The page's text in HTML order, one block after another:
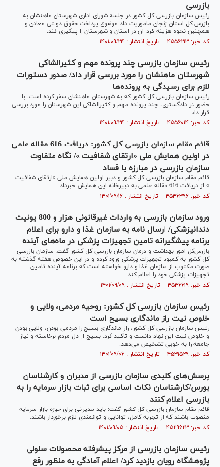
بازرسی
رئیس سازمان بازرسی کل کشور در جلسه شورای اداری شهرستان ماهنشان به
بازرس کل استان زنجان ماموریت داد موضوع پرداخت حقوق دولتی معادن و
همچنین نحوه هزینه کرد آن در استان و شهرستان را پیگیری کند.
کد خبر: ۴۵۵۶۲۱۳ تاریخ انتشار : ۱۴۰۱/۰۹/۲۴
رئیس سازمان بازرسی چند پرونده مهم و کثیرالشاکی
شهرستان ماهنشان را مورد بررسی قرار داد/ صدور دستورات
لازم برای رسیدگی به پرونده‌ها
رئیس سازمان بازرسی کل کشور که به شهرستان ماهنشان سفر کرده است، با
حضور در دادگستری، چند پرونده مهم و کثیرالشاکی این شهرستان را مورد بررسی
قرار داد.
کد خبر: ۴۵۵۶۰۱۴ تاریخ انتشار : ۱۴۰۱/۰۹/۲۴
قائم مقام سازمان بازرسی کل کشور: دریافت 616 مقاله علمی
در اولین همایش ملی «ارتقای شفافیت »/ نگاه متفاوت
سازمان بازرسی در مبارزه با فساد
قائم مقام سازمان بازرسی کل کشور و دبیر اولین همایش ملی «ارتقای شفافیت
» از دریافت 616 مقاله علمی به دبیرخانه این همایش خبرداد.
کد خبر: ۴۵۴۶۳۹۶ تاریخ انتشار : ۱۴۰۱/۰۹/۱۶
‌ورود سازمان بازرسی به واردات غیرقانونی هزار و 800 یونیت
دندانپزشکی/ ارسال نامه به سازمان غذا و دارو برای اعلام
برنامه پیشگیرانه تامین تجهیزات پزشکی در ماه‌های آینده
بازرس‌کل امور بهداشت و درمان سازمان بازرسی کل کشور گفت: سازمان بازرسی
کل کشور به کمبود تجهیزات پزشکی ورود کرده‌ و در این خصوص هفته گذشته به
صورت مکتوب از سازمان غذا و دارو خواسته است که برنامه آینده تامین
تجهیزات پزشکی خود را اعلام کند.
کد خبر: ۴۵۳۶۶۱۹ تاریخ انتشار : ۱۴۰۱/۰۹/۰۹
رئیس سازمان بازرسی کل کشور: روحیه مردمی، ولایی و
خلوص نیت راز ماندگاری بسیج است
رئیس سازمان بازرسی کل کشور، راز ماندگاری بسیج را مردمی بودن، ولایی بودن
و خلوص نیت این نهاد دانست و تاکید کرد: بسیج از دل مردم برخاسته و نیاز
جامعه را به خوبی تشخیص می‌دهد.
کد خبر: ۴۵۳۱۵۲۹ تاریخ انتشار : ۱۴۰۱/۰۹/۰۶
پرسش‌های کلیدی سازمان بازرسی از مدیران و کارشناسان
بورس/کارشناسان نکات اساسی برای ثبات بازار سرمایه را به
بازرسی اعلام کنند
قائم مقام سازمان بازرسی کل کشور گفت: باید مدیرانی برای حوزه بازار سرمایه
منصوب باشند که از تجربه کامل، توانایی و توانمندی لازم برخوردار باشند.
کد خبر: ۴۵۲۹۶۲۳ تاریخ انتشار : ۱۴۰۱/۰۹/۰۵
رئیس سازمان بازرسی از مرکز پیشرفته محصولات سلولی
پژوهشگاه رویان بازدید کرد/ اعلام آمادگی به منظور رفع